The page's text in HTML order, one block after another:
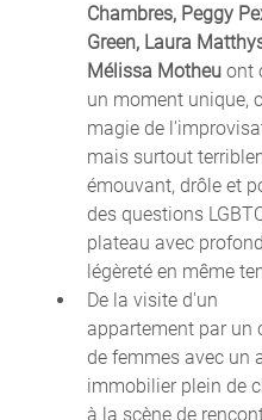
Chambres, Peggy
Green, Laura
Mélissa Motheu ont
un moment unique,
magie de
mais surtout
émouvant, drôle et
des questions
plateau avec
légèreté en même
De la visite d'un
appartement par un
de femmes avec un
immobilier plein de
à la scène de